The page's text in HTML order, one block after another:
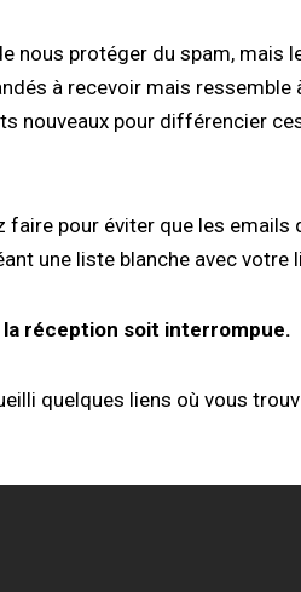
nous protéger du spam, mais
à recevoir mais
nouveaux pour différencier
pour éviter que les
une liste blanche avec votre
réception soit interrompue.
quelques liens où vous